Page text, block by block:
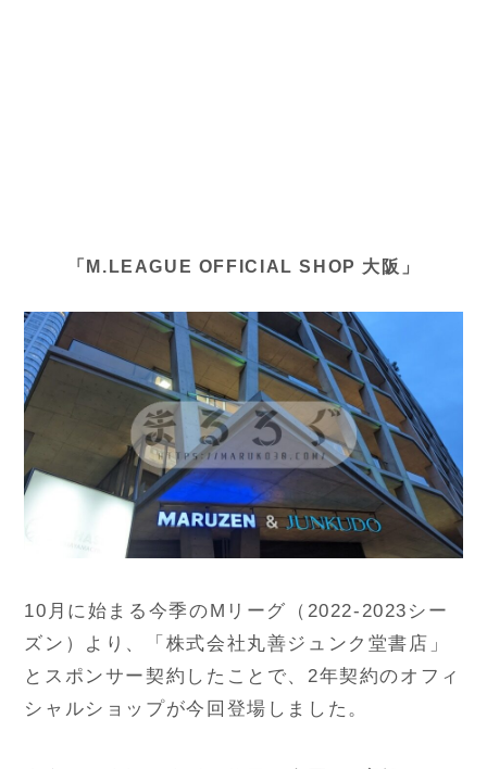
「M.LEAGUE OFFICIAL SHOP 大阪」
10月に始まる今季のMリーグ（2022-2023シー
ズン）より、「株式会社丸善ジュンク堂書店」
とスポンサー契約したことで、2年契約のオフィ
シャルショップが今回登場しました。